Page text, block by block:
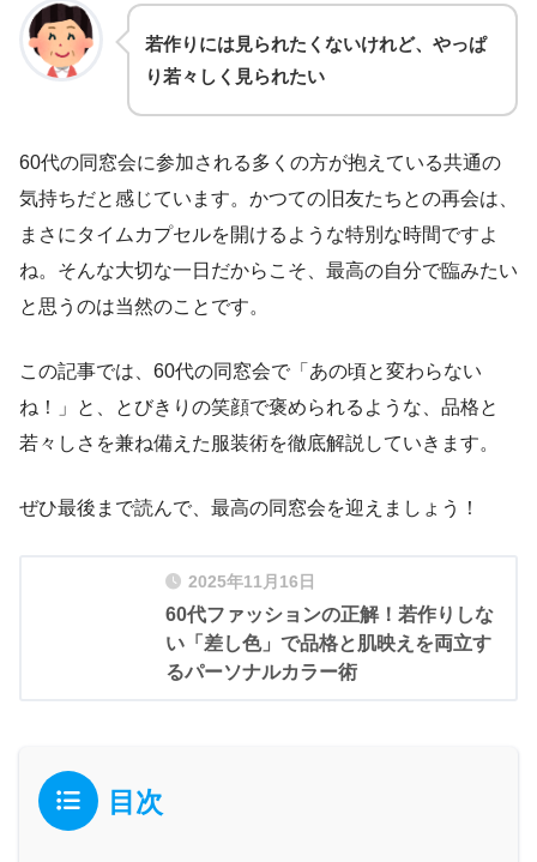
若作りには見られたくないけれど、やっぱ
り若々しく見られたい
60代の同窓会に参加される多くの方が抱えている共通の
気持ちだと感じています。かつての旧友たちとの再会は、
まさにタイムカプセルを開けるような特別な時間ですよ
ね。そんな大切な一日だからこそ、最高の自分で臨みたい
と思うのは当然のことです。
この記事では、60代の同窓会で「あの頃と変わらない
ね！」と、とびきりの笑顔で褒められるような、品格と
若々しさを兼ね備えた服装術を徹底解説していきます。
ぜひ最後まで読んで、最高の同窓会を迎えましょう！
2025年11月16日
60代ファッションの正解！若作りしな
い「差し色」で品格と肌映えを両立す
るパーソナルカラー術
目次